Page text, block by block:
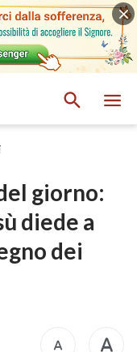
giorno:
diede a
dei